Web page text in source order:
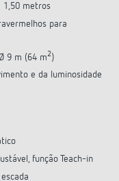
1,50 metros
para
9 m (64 m2)
e da luminosidade
função Teach-in